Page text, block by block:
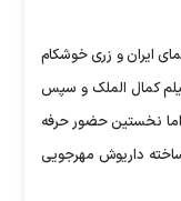
ایران و زری خوشکام
کمال الملک و سپس
نخستین حضور حرفه
دوربین بازی در فیلم لیلا (۱۳۷۵) ساخته داریوش مهرجویی